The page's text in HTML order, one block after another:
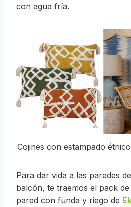
con agua fría.
Cojines con estampado
Para dar vida a las paredes
balcón, te traemos el pack de
pared con funda y riego de